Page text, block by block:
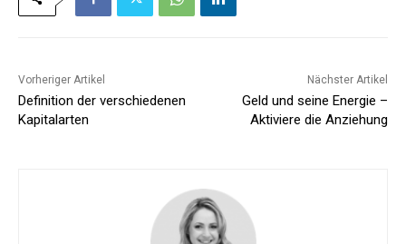
Vorheriger Artikel
Definition der verschiedenen
Kapitalarten
Nächster Artikel
Geld und seine Energie –
Aktiviere die Anziehung